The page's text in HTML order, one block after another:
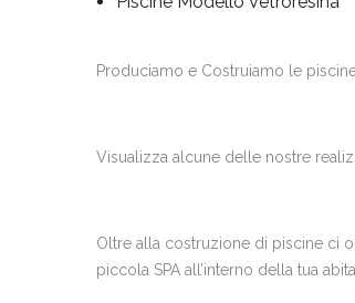
Produciamo e Costruiamo le
Visualizza alcune delle nostre
Oltre alla costruzione di piscine ci
piccola SPA all’interno della tua